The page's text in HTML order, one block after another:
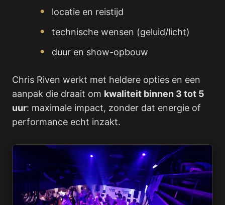
locatie en reistijd
technische wensen (geluid/licht)
duur en show-opbouw
Chris Riven werkt met heldere opties en een
aanpak die draait om kwaliteit binnen 3 tot 5
uur: maximale impact, zonder dat energie of
performance echt inzakt.